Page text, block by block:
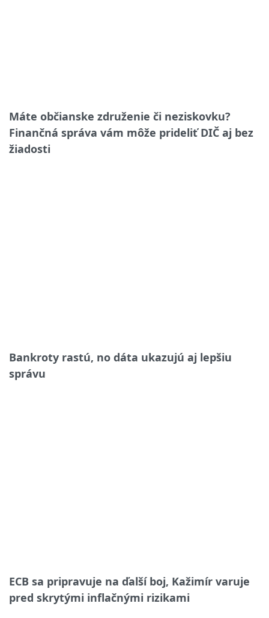
Máte občianske združenie či neziskovku?
Finančná správa vám môže prideliť DIČ aj bez
žiadosti
Bankroty rastú, no dáta ukazujú aj lepšiu
správu
ECB sa pripravuje na ďalší boj, Kažimír varuje
pred skrytými inflačnými rizikami